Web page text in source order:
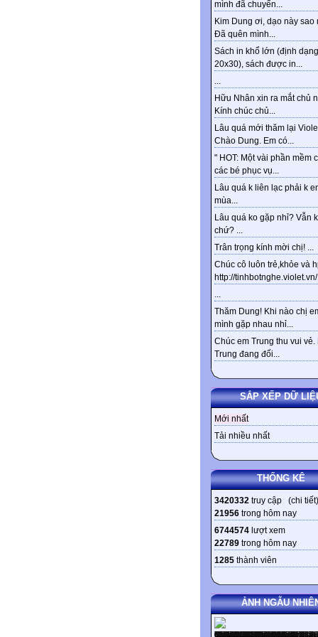
mình đã chuyển...
Kim Dung ơi, dạo này sao
Đã quên mình...
Sách in khổ lớn (định dạng
20x30), sách được in...
...
Hữu Nhân xin ra mắt chủ
Kính chúc chủ...
Lâu quá mới thăm lại
Chào Dung. Em có...
" HOT: Một vài phần mềm
các bé phục vụ...
Lâu quá k liên lạc phải k
mùa...
Lâu quá ko gặp nhỉ? Vẫn
chứ? ...
Trân trọng kính mời chị! ...
Chúc cô luôn trẻ,khỏe và
http://
...
Thăm Dung! Khi nào chị
mình gặp nhau nhỉ...
Chúc em Trung thu vui vẻ.
Trung đang đối...
SẮP XẾP DỮ
Mới nhất
Tải nhiều nhất
THỐNG KÊ
3420332 truy cập (chi tiết)
21956 trong hôm nay
6744574 lượt xem
22789 trong hôm nay
1285 thành viên
ẢNH NGẪU